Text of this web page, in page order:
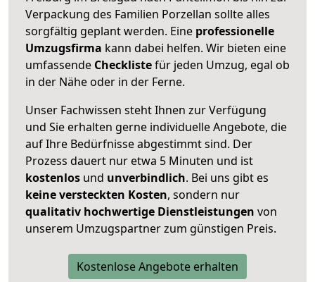
Verpackung des Familien Porzellan sollte alles
sorgfältig geplant werden. Eine professionelle
Umzugsfirma kann dabei helfen. Wir bieten eine
umfassende Checklistefür jeden Umzug, egal ob
in der Nähe oder in der Ferne.
Unser Fachwissen steht Ihnen zur Verfügung
und Sie erhalten gerne individuelle Angebote, die
auf Ihre Bedürfnisse abgestimmt sind. Der
Prozess dauert nur etwa 5 Minuten und ist
kostenlos und unverbindlich. Bei uns gibt es
keine versteckten Kosten, sondern nur
qualitativ hochwertige Dienstleistungen von
unserem Umzugspartner zum günstigen Preis.
Kostenlose Angebote erhalten